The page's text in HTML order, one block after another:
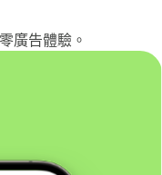
廣告體驗。